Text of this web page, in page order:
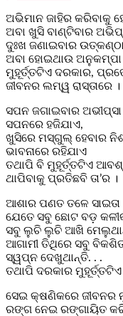
ଅଭିମାନ ଜାହିର କରିବାକୁ
ଅବା ଖୁସି ବାଣ୍ଟିବାର
ଦୁଃଖ ଜଣାଇବାର
ଅବା ହୋଇଥାଉ
ମୁହୂର୍ତ୍ତଟିଏ ଦରକାର,
ଜୀବନର ଲମ୍ୱ ରାସ୍ତାରେ ।
ସପନ ଜଗାଇବାର ଅଭୀପ୍ସା
ସପନରେ ହଜିଯାଏ,
ଖୁସିରେ ମସ୍‌ଗୁଲ୍ ହେବାର
ଭାବନାରେ ରହିଯାଏ
ତଥାପି ବି ମୁହୂର୍ତ୍ତଟିଏ
ଥାପିବାକୁ ପ୍ରତିଛବି ତା’ର ।
ଆଶାର ପଣତ ତଳେ ସାଇତା
ଯେତେ ସବୁ ଛୋଟ ବଡ଼
ସବୁ ଲୁଚି ଲୁଚି ଆଖି
ଆଗାମୀ ତିଥିରେ ସବୁ
ସ୍ୱପ୍ନ ଦେଖୁଥାନ୍ତି. . .
ତଥାପି ଦରକାର ମୁହୂର୍ତ୍ତଟିଏ
ସେଇ କ୍ଷଣିକରେ ଜୀବନର
ରଙ୍ଗ ନେଇ ରଙ୍ଗାୟିତ